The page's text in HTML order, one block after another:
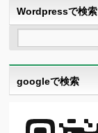
Wordpressで検索
googleで検索